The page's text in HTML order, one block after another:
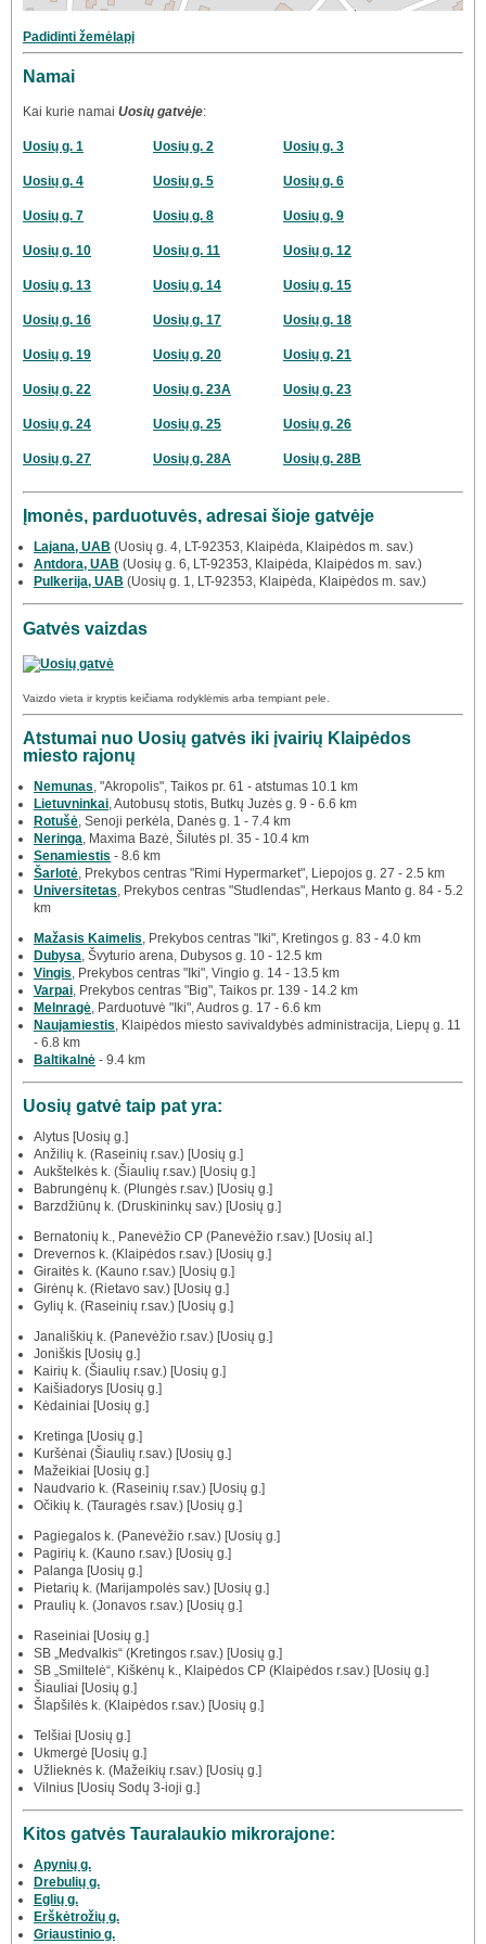
Padidinti žemėlapį
Namai
Kai kurie namai Uosių gatvėje:
Uosių g. 1 Uosių g. 2 Uosių g. 3
Uosių g. 4 Uosių g. 5 Uosių g. 6
Uosių g. 7 Uosių g. 8 Uosių g. 9
Uosių g. 10 Uosių g. 11 Uosių g. 12
Uosių g. 13 Uosių g. 14 Uosių g. 15
Uosių g. 16 Uosių g. 17 Uosių g. 18
Uosių g. 19 Uosių g. 20 Uosių g. 21
Uosių g. 22 Uosių g. 23A Uosių g. 23
Uosių g. 24 Uosių g. 25 Uosių g. 26
Uosių g. 27 Uosių g. 28A Uosių g. 28B
Įmonės, parduotuvės, adresai šioje gatvėje
Lajana, UAB (Uosių g. 4, LT-92353, Klaipėda, Klaipėdos m. sav.)
Antdora, UAB (Uosių g. 6, LT-92353, Klaipėda, Klaipėdos m. sav.)
Pulkerija, UAB (Uosių g. 1, LT-92353, Klaipėda, Klaipėdos m. sav.)
Gatvės vaizdas
Vaizdo vieta ir kryptis keičiama rodyklėmis arba tempiant pele.
Atstumai nuo Uosių gatvės iki įvairių Klaipėdos
miesto rajonų
Nemunas , "Akropolis", Taikos pr. 61 - atstumas 10.1 km
Lietuvninkai , Autobusų stotis, Butkų Juzės g. 9 - 6.6 km
Rotušė , Senoji perkėla, Danės g. 1 - 7.4 km
Neringa , Maxima Bazė, Šilutės pl. 35 - 10.4 km
Senamiestis - 8.6 km
Šarlotė , Prekybos centras "Rimi Hypermarket", Liepojos g. 27 - 2.5 km
Universitetas , Prekybos centras "Studlendas", Herkaus Manto g. 84 - 5.2
km
Mažasis Kaimelis , Prekybos centras "Iki", Kretingos g. 83 - 4.0 km
Dubysa , Švyturio arena, Dubysos g. 10 - 12.5 km
Vingis , Prekybos centras "Iki", Vingio g. 14 - 13.5 km
Varpai , Prekybos centras "Big", Taikos pr. 139 - 14.2 km
Melnragė , Parduotuvė "Iki", Audros g. 17 - 6.6 km
Naujamiestis , Klaipėdos miesto savivaldybės administracija, Liepų g. 11
- 6.8 km
Baltikalnė - 9.4 km
Uosių gatvė taip pat yra:
Alytus [Uosių g.]
Anžilių k. (Raseinių r.sav.) [Uosių g.]
Aukštelkės k. (Šiaulių r.sav.) [Uosių g.]
Babrungėnų k. (Plungės r.sav.) [Uosių g.]
Barzdžiūnų k. (Druskininkų sav.) [Uosių g.]
Bernatonių k., Panevėžio CP (Panevėžio r.sav.) [Uosių al.]
Drevernos k. (Klaipėdos r.sav.) [Uosių g.]
Giraitės k. (Kauno r.sav.) [Uosių g.]
Girėnų k. (Rietavo sav.) [Uosių g.]
Gylių k. (Raseinių r.sav.) [Uosių g.]
Janališkių k. (Panevėžio r.sav.) [Uosių g.]
Joniškis [Uosių g.]
Kairių k. (Šiaulių r.sav.) [Uosių g.]
Kaišiadorys [Uosių g.]
Kėdainiai [Uosių g.]
Kretinga [Uosių g.]
Kuršėnai (Šiaulių r.sav.) [Uosių g.]
Mažeikiai [Uosių g.]
Naudvario k. (Raseinių r.sav.) [Uosių g.]
Očikių k. (Tauragės r.sav.) [Uosių g.]
Pagiegalos k. (Panevėžio r.sav.) [Uosių g.]
Pagirių k. (Kauno r.sav.) [Uosių g.]
Palanga [Uosių g.]
Pietarių k. (Marijampolės sav.) [Uosių g.]
Praulių k. (Jonavos r.sav.) [Uosių g.]
Raseiniai [Uosių g.]
SB „Medvalkis“ (Kretingos r.sav.) [Uosių g.]
SB „Smiltelė“, Kiškėnų k., Klaipėdos CP (Klaipėdos r.sav.) [Uosių g.]
Šiauliai [Uosių g.]
Šlapšilės k. (Klaipėdos r.sav.) [Uosių g.]
Telšiai [Uosių g.]
Ukmergė [Uosių g.]
Užlieknės k. (Mažeikių r.sav.) [Uosių g.]
Vilnius [Uosių Sodų 3-ioji g.]
Kitos gatvės Tauralaukio mikrorajone:
Apynių g.
Drebulių g.
Eglių g.
Erškėtrožių g.
Griaustinio g.